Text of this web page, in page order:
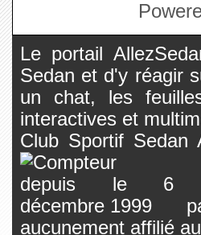
Le portail
Sedan et d'y réagir
un chat, les
interactives et
Club Sportif
aucunement affilié